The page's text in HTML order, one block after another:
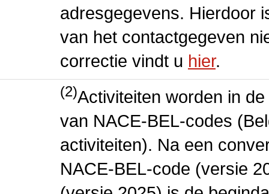
adresgegevens. Hierdoor
van het contactgegeven
correctie vindt u hier.
(2)Activiteiten worden in
van NACE-BEL-codes
activiteiten). Na een
NACE-BEL-code (versie